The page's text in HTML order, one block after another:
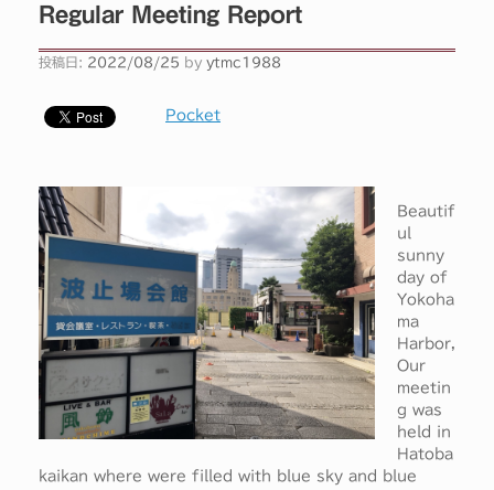
Regular Meeting Report
投稿日: 2022/08/25 by ytmc1988
Pocket
Beautif
ul
sunny
day of
Yokoha
ma
Harbor,
Our
meetin
g was
held in
Hatoba
kaikan where were filled with blue sky and blue